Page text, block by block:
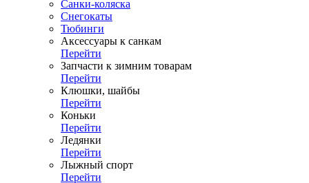
Санки-коляска
Снегокаты
Тюбинги
Аксессуары к санкам
Перейти
Запчасти к зимним товарам
Перейти
Клюшки, шайбы
Перейти
Коньки
Перейти
Ледянки
Перейти
Лыжный спорт
Перейти